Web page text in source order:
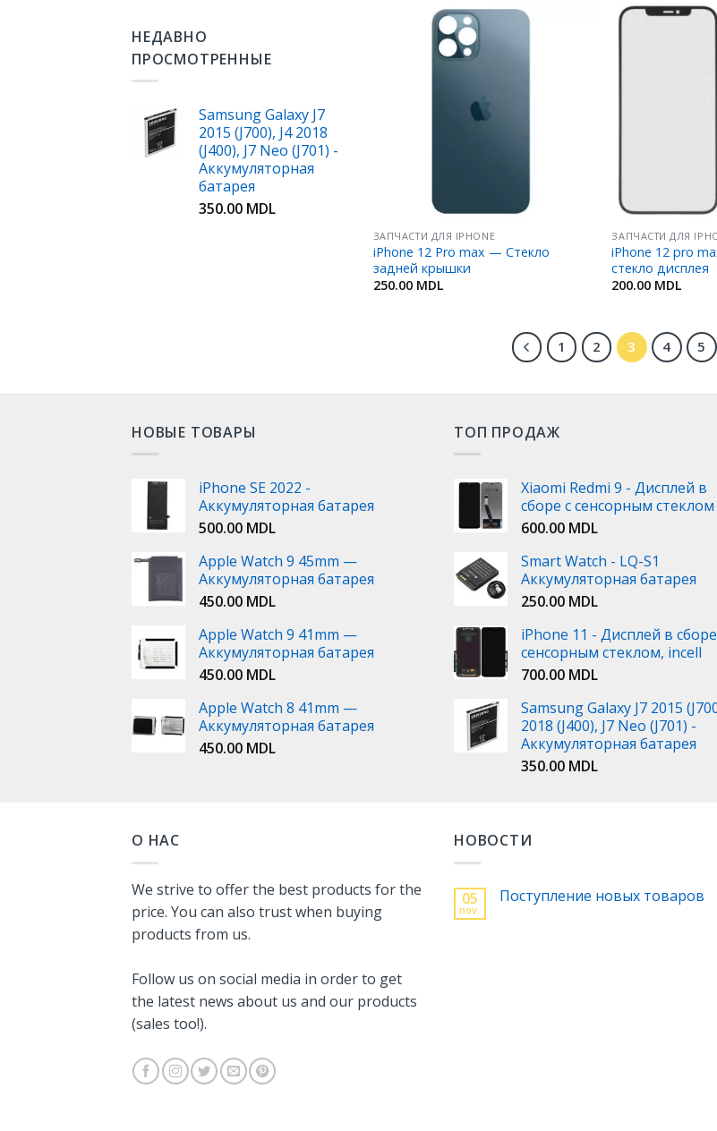
НЕДАВНО
ПРОСМОТРЕННЫЕ
Samsung Galaxy J7
2015 (J700), J4 2018
(J400), J7 Neo (J701) -
Аккумуляторная
батарея
350.00 MDL
ЗАПЧАСТИ ДЛЯ IPHONE
iPhone 12 Pro max — Стекло
задней крышки
250.00 MDL
ЗАПЧАСТИ ДЛЯ
iPhone 12 pro
стекло дисплея
200.00 MDL
1 2 3 4 5
НОВЫЕ ТОВАРЫ
iPhone SE 2022 -
Аккумуляторная батарея
500.00 MDL
Apple Watch 9 45mm —
Аккумуляторная батарея
450.00 MDL
Apple Watch 9 41mm —
Аккумуляторная батарея
450.00 MDL
Apple Watch 8 41mm —
Аккумуляторная батарея
450.00 MDL
ТОП ПРОДАЖ
Xiaomi Redmi 9 - Дисплей в
сборе с сенсорным стеклом
600.00 MDL
Smart Watch - LQ-S1
Аккумуляторная батарея
250.00 MDL
iPhone 11 - Дисплей в
сенсорным стеклом, incell
700.00 MDL
Samsung Galaxy J7 2015
2018 (J400), J7 Neo (J701) -
Аккумуляторная батарея
350.00 MDL
О НАС
We strive to offer the best products for the
price. You can also trust when buying
products from us.
Follow us on social media in order to get
the latest news about us and our products
(sales too!).
НОВОСТИ
05
nov.
Поступление новых товаров